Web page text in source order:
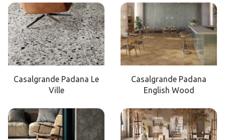
Casalgrande Padana Le
Ville
Casalgrande Padana
English Wood